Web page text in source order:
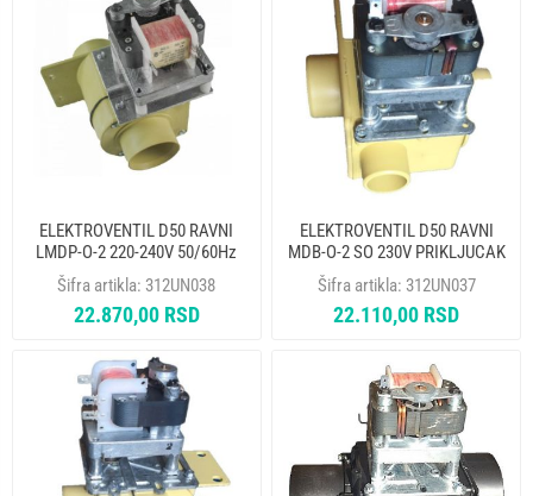
ELEKTROVENTIL D50 RAVNI
LMDP-O-2 220-240V 50/60Hz
BRADENTON 20191500
Šifra artikla: 312UN038
22.870,00 RSD
ELEKTROVENTIL D50 RAVNI
MDB-O-2 SO 230V PRIKLJUCAK
D35 mm BRADENTON 20361520
Šifra artikla: 312UN037
22.110,00 RSD